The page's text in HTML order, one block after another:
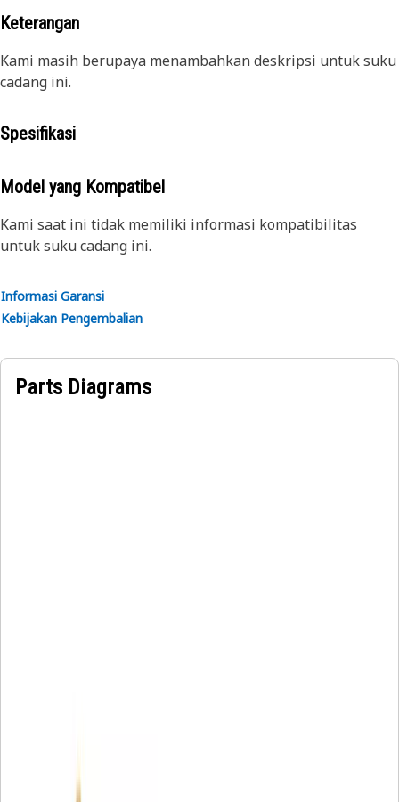
Keterangan
Kami masih berupaya menambahkan deskripsi untuk suku
cadang ini.
Spesifikasi
Model yang Kompatibel
Kami saat ini tidak memiliki informasi kompatibilitas
untuk suku cadang ini.
Informasi Garansi
Kebijakan Pengembalian
Parts Diagrams